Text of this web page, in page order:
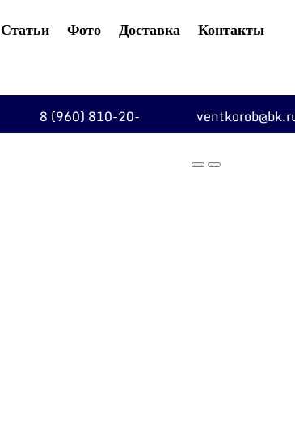
Статьи Фото Доставка Контакты
8 (960) 810-20-
20